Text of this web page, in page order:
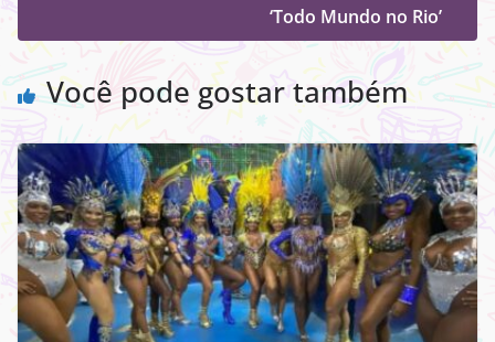
‘Todo Mundo no Rio’
Você pode gostar também